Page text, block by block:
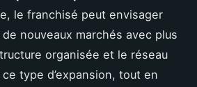
le franchisé peut envisager
nouveaux marchés avec plus
organisée et le réseau
type d’expansion, tout en